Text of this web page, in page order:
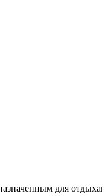
для